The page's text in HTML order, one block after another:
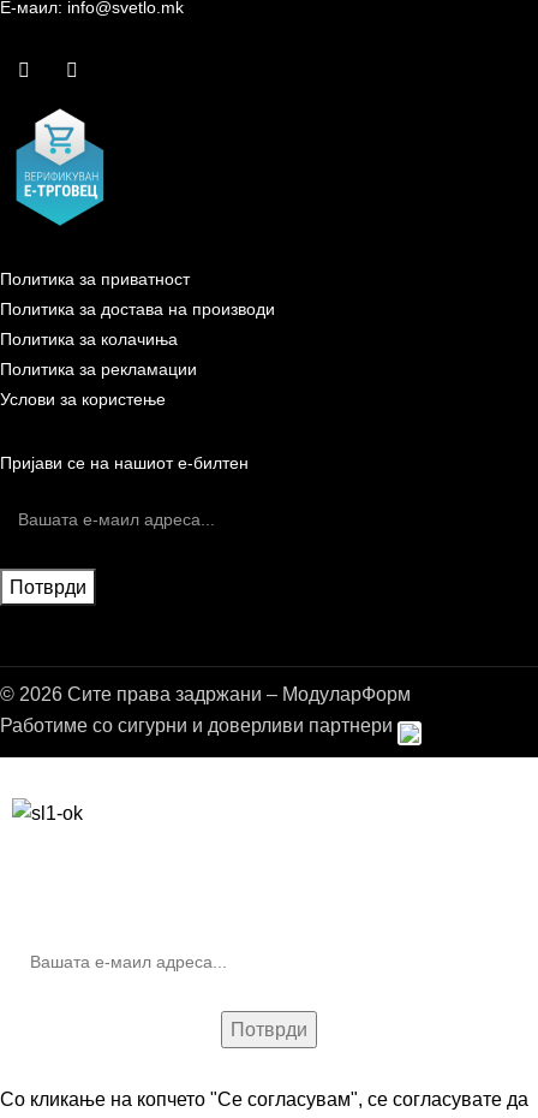
Е-маил: info@svetlo.mk
Политика за приватност
Политика за достава на производи
Политика за колачиња
Политика за рекламации
Услови за користење
Пријави се на нашиот е-билтен
© 2026 Сите права задржани – МодуларФорм
Работиме со сигурни и доверливи партнери
Со кликање на копчето "Се согласувам", се согласувате да